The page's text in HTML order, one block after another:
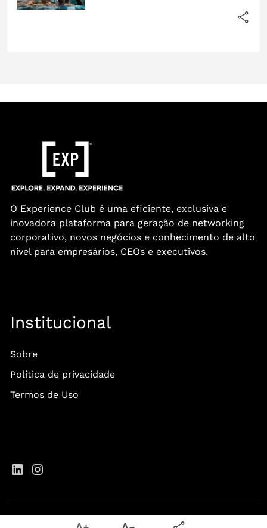
O Experience Club é uma eficiente, exclusiva e
inovadora plataforma para geração de networking
corporativo, novos negócios e conhecimento de alto
nível para empresários, CEOs e executivos.
Institucional
Sobre
Política de privacidade
Termos de Uso
Copyright 2026 • EXP - Experience Club - Todos os direitos Reservados